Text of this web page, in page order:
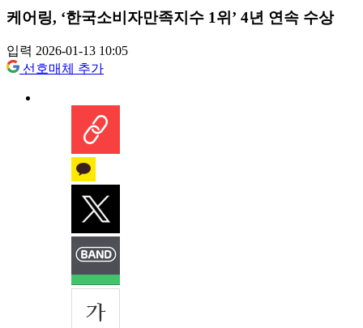
케어링, ‘한국소비자만족지수 1위’ 4년 연속 수상
입력 2026-01-13 10:05
선호매체 추가